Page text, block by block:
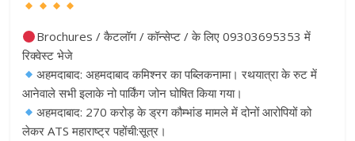
Brochures / कैटलॉग / कॉन्सेप्ट / के लिए 09303695353 में
रिक्वेस्ट भेजे
अहमदाबाद: अहमदाबाद कमिश्नर का पब्लिकनामा। रथयात्रा के रुट में
आनेवाले सभी इलाके नो पार्किंग जोन घोषित किया गया।
अहमदाबाद: 270 करोड़ के ड्रग कौम्भांड मामले में दोनों आरोपियों को
लेकर ATS महाराष्ट्र पहोंची:सूत्र।